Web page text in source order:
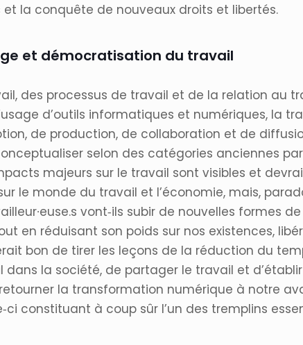
et la conquête de nouveaux droits et libertés.
et démocratisation du travail
des processus de travail et de la relation au
d’outils informatiques et numériques, la
de production, de collaboration et de
selon des catégories anciennes
majeurs sur le travail sont visibles et
le monde du travail et l’économie, mais,
vont‐ils subir de nouvelles formes
en réduisant son poids sur nos existences,
bon de tirer les leçons de la réduction du
la société, de partager le travail et
la transformation numérique à notre
constituant à coup sûr l’un des tremplins